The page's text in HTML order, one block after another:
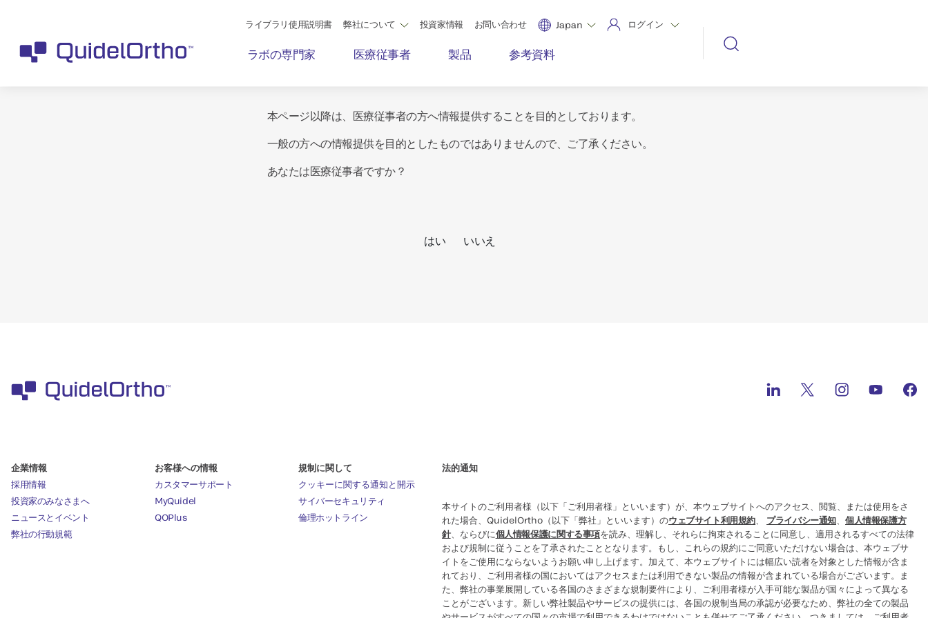
ライブラリ使用説明書 弊社について 投資家情報 お問い合わせ Japan ログイン
ラボの専門家 医療従事者 製品 参考資料
本ページ以降は、医療従事者の方へ情報提供することを目的としております。
一般の方への情報提供を目的としたものではありませんので、ご了承ください。
あなたは医療従事者ですか？
はい いいえ
企業情報
採用情報
投資家のみなさまへ
ニュースとイベント
弊社の行動規範
お客様への情報
カスタマーサポート
MyQuidel
QOPlus
規制に関して
クッキーに関する通知と開示
サイバーセキュリティ
倫理ホットライン
法的通知
本サイトのご利用者様（以下「ご利用者様」といいます）が、本ウェブサイトへのアクセス、閲覧、または使用をさ
れた場合、QuidelOrtho（以下「弊社」といいます）のウェブサイト利用規約 プライバシー通知
個人情報保護方
針、ならびに個人情報保護に関する事項を読み、理解し、それらに拘束されることに同意し、適用されるすべての法律
および規制に従うことを了承されたこととなります。もし、これらの規約にご同意いただけない場合は、本ウェブサ
イトをご使用にならないようお願い申し上げます。加えて、本ウェブサイトには幅広い読者を対象とした情報が含ま
れており、ご利用者様の国においてはアクセスまたは利用できない製品の情報が含まれている場合がございます。ま
た、弊社の事業展開している各国のさまざまな規制要件により、ご利用者様が入手可能な製品が国々によって異なる
ことがございます。新しい弊社製品やサービスの提供には、各国の規制当局の承認が必要なため、弊社の全ての製品